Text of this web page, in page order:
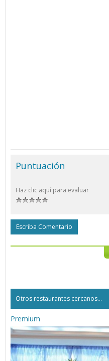
Puntuación
Haz clic aquí para evaluar
Escriba Comentario
Otros restaurantes cercanos...
Premium